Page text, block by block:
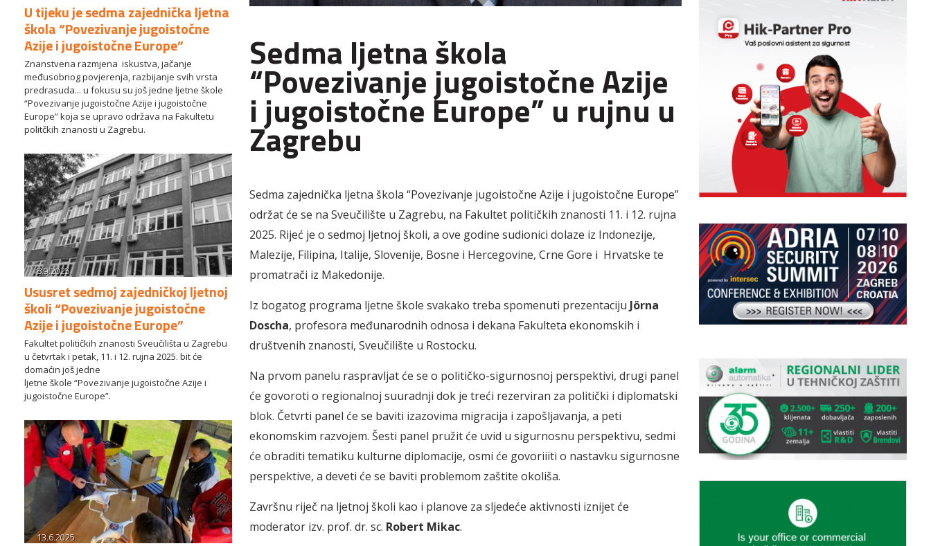
U tijeku je sedma zajednička ljetna
škola “Povezivanje jugoistočne
Azije i jugoistočne Europe”
Znanstvena razmjena iskustva, jačanje
međusobnog povjerenja, razbijanje svih vrsta
predrasuda... u fokusu su još jedne ljetne škole
“Povezivanje jugoistočne Azije i jugoistočne
Europe” koja se upravo održava na Fakultetu
politčkih znanosti u Zagrebu.
8.9.2025.
Ususret sedmoj zajedničkoj ljetnoj
školi “Povezivanje jugoistočne
Azije i jugoistočne Europe”
Fakultet političkih znanosti Sveučilišta u Zagrebu
u četvrtak i petak, 11. i 12. rujna 2025. bit će
domaćin još jedne
ljetne škole “Povezivanje jugoistočne Azije i
jugoistočne Europe”.
13.6.2025.
Sedma ljetna škola
“Povezivanje jugoistočne Azije
i jugoistočne Europe” u rujnu u
Zagrebu
Sedma zajednička ljetna škola “Povezivanje jugoistočne Azije i jugoistočne Europe”
održat će se na Sveučilište u Zagrebu, na Fakultet političkih znanosti 11. i 12. rujna
2025. Rijeć je o sedmoj ljetnoj školi, a ove godine sudionici dolaze iz Indonezije,
Malezije, Filipina, Italije, Slovenije, Bosne i Hercegovine, Crne Gore i Hrvatske te
promatrači iz Makedonije.
Iz bogatog programa ljetne škole svakako treba spomenuti prezentaciju Jörna
Doscha, profesora međunarodnih odnosa i dekana Fakulteta ekonomskih i
društvenih znanosti, Sveučilište u Rostocku.
Na prvom panelu raspravljat će se o političko-sigurnosnoj perspektivi, drugi panel
će govoroti o regionalnoj suuradnji dok je treći rezerviran za politički i diplomatski
blok. Četvrti panel će se baviti izazovima migracija i zapošljavanja, a peti
ekonomskim razvojem. Šesti panel pružit će uvid u sigurnosnu perspektivu, sedmi
će obraditi tematiku kulturne diplomacije, osmi će govoriiiti o nastavku sigurnosne
perspektive, a deveti će se baviti problemom zaštite okoliša.
Završnu riječ na ljetnoj školi kao i planove za sljedeće aktivnosti iznijet će
moderator izv. prof. dr. sc. Robert Mikac.